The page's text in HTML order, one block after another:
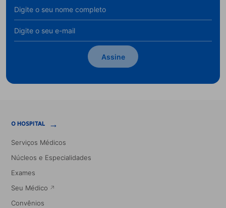
Assine
O HOSPITAL →
Serviços Médicos
Núcleos e Especialidades
Exames
Seu Médico
Convênios